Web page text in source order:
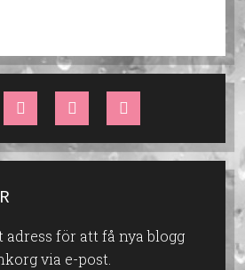
för att få nya blogg
via e-post.